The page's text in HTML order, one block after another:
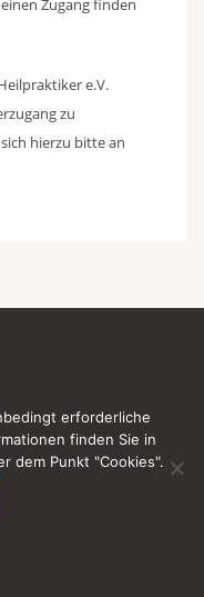
Zugang finden
e.V.
zu
hierzu bitte an
Internetpräsenz
erforderliche
finden Sie in
dem Punkt "Cookies".